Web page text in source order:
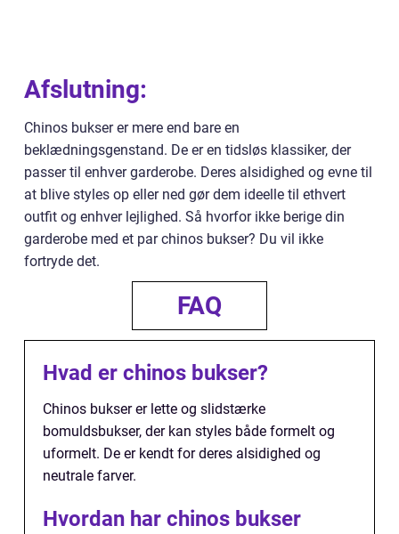
Afslutning:
Chinos bukser er mere end bare en
beklædningsgenstand. De er en tidsløs klassiker, der
passer til enhver garderobe. Deres alsidighed og evne til
at blive styles op eller ned gør dem ideelle til ethvert
outfit og enhver lejlighed. Så hvorfor ikke berige din
garderobe med et par chinos bukser? Du vil ikke
fortryde det.
FAQ
Hvad er chinos bukser?
Chinos bukser er lette og slidstærke
bomuldsbukser, der kan styles både formelt og
uformelt. De er kendt for deres alsidighed og
neutrale farver.
Hvordan har chinos bukser